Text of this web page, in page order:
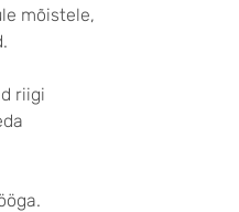
mõistele,
riigi